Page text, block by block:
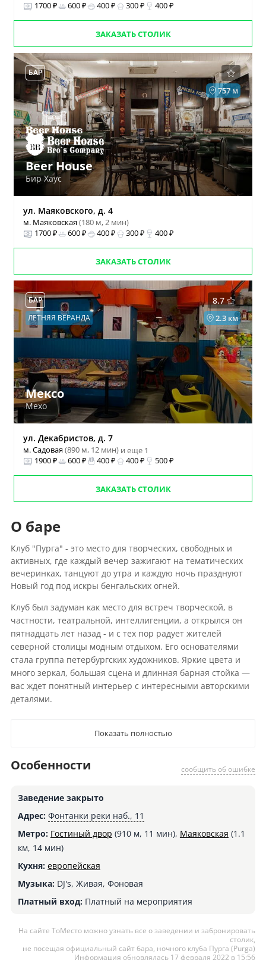
1700 ₽
600 ₽ 400 ₽ 300 ₽ 400 ₽
ЗАКАЗАТЬ СТОЛИК
БАР
757 м
Beer House
Бир Хаус
ул. Маяковского, д. 4
м. Маяковская(180 м, 2 мин)
1700 ₽
600 ₽ 400 ₽ 300 ₽ 400 ₽
ЗАКАЗАТЬ СТОЛИК
8.7
БАР
2.3 км
ЛЕТНЯЯ ВЕРАНДА
Мексо
Mexo
ул. Декабристов, д. 7
м. Садовая(890 м, 12 мин) и еще 1
1900 ₽
600 ₽ 400 ₽ 400 ₽ 500 ₽
ЗАКАЗАТЬ СТОЛИК
О баре
Клуб "Пурга" - это место для творческих, свободных и
активных, где каждый вечер зажигают на тематических
вечеринках, танцуют до утра и каждую ночь празднуют
Новый год под искры бенгальских огней.
Клуб был задуман как место для встреч творческой, в
частности, театральной, интеллигенции, а открылся он
пятнадцать лет назад - и с тех пор радует жителей
северной столицы модным отдыхом. Его основателями
стала группа петербургских художников. Яркие цвета и
много зеркал, большая сцена и длинная барная стойка —
вас ждет понятный интерьер с интересными авторскими
деталями.
Показать полностью
сообщить об ошибке
Особенности
Заведение закрыто
Адрес: Фонтанки реки наб., 11
Метро: Гостиный двор (910 м, 11 мин), Маяковская (1.1
км, 14 мин)
Кухня: европейская
Музыка:DJ's, Живая, Фоновая
Платный вход:Платный на мероприятия
На сайте ТоМесто можно узнать все о заведении и забронировать
столик,
не посещая официальный сайт бара, ночного клуба Пурга (Purga)
Информация обновлялась 17 февраля 2022 в 15:56